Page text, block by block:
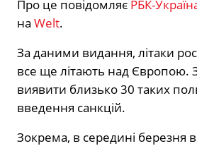
Про це повідомляє РБК-
на Welt.
За даними видання, літаки
все ще літають над Європою.
виявити близько 30 таких
введення санкцій.
Зокрема, в середині березня в